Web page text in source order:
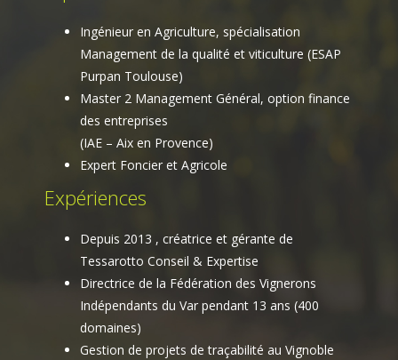
Ingénieur en Agriculture, spécialisation
Management de la qualité et viticulture (ESAP
Purpan Toulouse)
Master 2 Management Général, option finance
des entreprises
(IAE – Aix en Provence)
Expert Foncier et Agricole
Expériences
Depuis 2013 , créatrice et gérante de
Tessarotto Conseil & Expertise
Directrice de la Fédération des Vignerons
Indépendants du Var pendant 13 ans (400
domaines)
Gestion de projets de traçabilité au Vignoble